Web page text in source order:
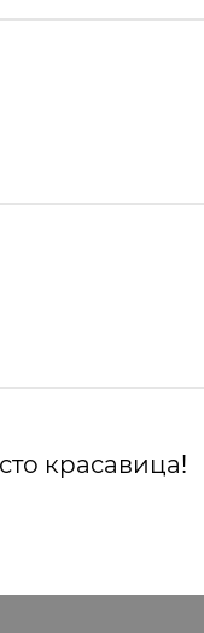
красавица!